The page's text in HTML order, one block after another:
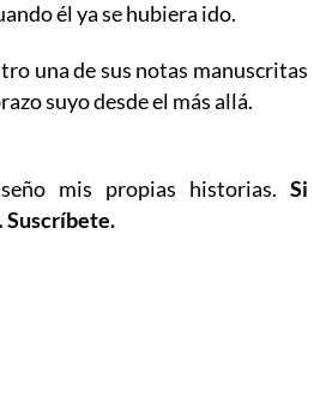
él ya se hubiera ido.
una de sus notas manuscritas
suyo desde el más allá.
mis propias historias. Si
Suscríbete.